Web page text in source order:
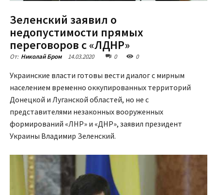
Зеленский заявил о
недопустимости прямых
переговоров с «ЛДНР»
От: Николай Бром 14.03.2020 0 0
Украинские власти готовы вести диалог с мирным
населением временно оккупированных территорий
Донецкой и Луганской областей, но не с
представителями незаконных вооруженных
формирований «ЛНР» и «ДНР», заявил президент
Украины Владимир Зеленский.